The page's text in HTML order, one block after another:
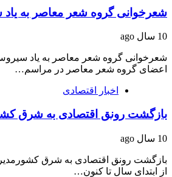
شعرخوانی گروه شعر معاصر به
10 سال ago
شعرخوانی گروه شعر معاصر به یاد
اعضای گروه شعر معاصر در مراسم…
اخبار اقتصادی
بازگشت رونق اقتصادی به شرق
10 سال ago
بازگشت رونق اقتصادی به شرق
از ابتدای سال تا کنون…